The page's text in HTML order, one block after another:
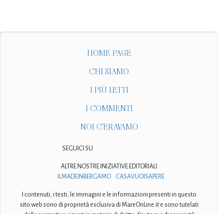
HOME PAGE
CHI SIAMO
I PIÙ LETTI
I COMMENTI
NOI C'ERAVAMO
SEGUICI SU
ALTRE NOSTRE INIZIATIVE EDITORIALI
ILMADEINBERGAMO
CASAVUOISAPERE
I contenuti, i testi, le immagini e le informazioni presenti in questo
sito web sono di proprietà esclusiva di MareOnLine.it e sono tutelati